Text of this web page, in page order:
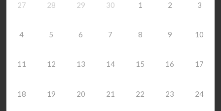
27 28 29 30 1 2 3
4 5 6 7 8 9 10
11 12 13 14 15 16 17
18 19 20 21 22 23 24